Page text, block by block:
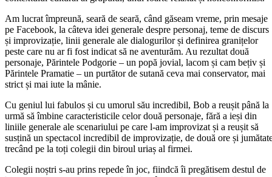
Am lucrat împreună, seară de seară, când găseam vreme, prin mesaje
pe Facebook, la câteva idei generale despre personaj, teme de discurs
și improvizație, linii generale ale dialogurilor și definirea granițelor
peste care nu ar fi fost indicat să ne aventurăm. Au rezultat două
personaje, Părintele Podgorie – un popă jovial, lacom și cam bețiv și
Părintele Pramatie – un purtător de sutană ceva mai conservator, mai
strict și mai iute la mânie.
Cu geniul lui fabulos și cu umorul său incredibil, Bob a reușit până la
urmă să îmbine caracteristicile celor două personaje, fără a ieși din
liniile generale ale scenariului pe care l-am improvizat și a reușit să
susțină un spectacol incredibil de improvizație, de două ore și
trecând pe la toți colegii din biroul uriaș al firmei.
Colegii noștri s-au prins repede în joc, fiindcă îi pregătisem destul de